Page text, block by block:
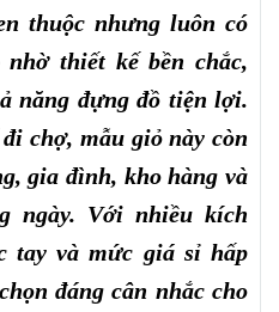
thuộc nhưng luôn có
thiết kế bền chắc,
năng đựng đồ tiện lợi.
chợ, mẫu giỏ này còn
gia đình, kho hàng và
ngày. Với nhiều kích
tay và mức giá sỉ hấp
đáng cân nhắc cho